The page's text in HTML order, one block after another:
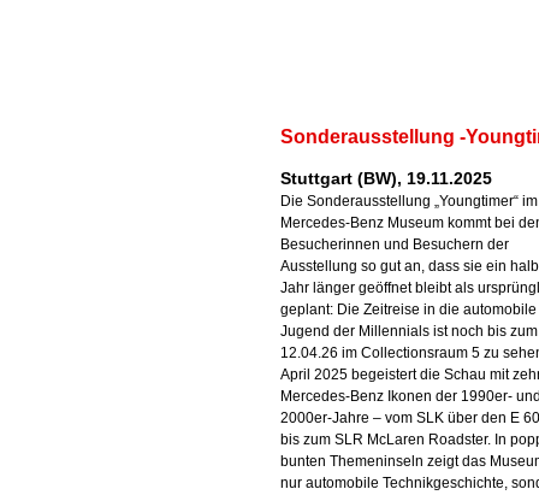
Sonderausstellung -
Stuttgart (BW), 19.11.2025
Die Sonderausstellung „Youngtimer“ im
Mercedes-Benz Museum kommt bei
Besucherinnen und Besuchern der
Ausstellung so gut an, dass sie ein
Jahr länger geöffnet bleibt als
geplant: Die Zeitreise in die automobile
Jugend der Millennials ist noch bis zum
12.04.26 im Collectionsraum 5 zu
April 2025 begeistert die Schau mit
Mercedes-Benz Ikonen der 1990er-
2000er-Jahre – vom SLK über den E
bis zum SLR McLaren Roadster. In
bunten Themeninseln zeigt das
nur automobile Technikgeschichte,